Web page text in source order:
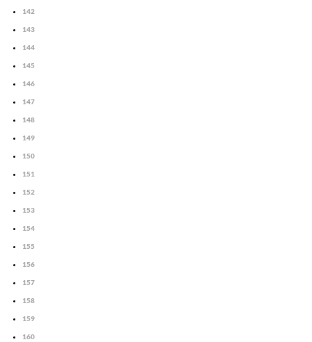
142
143
144
145
146
147
148
149
150
151
152
153
154
155
156
157
158
159
160